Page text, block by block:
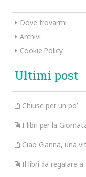
Dove trovarmi
Archivi
Cookie Policy
Ultimi post
Chiuso per un po’
I libri per la
Ciao Gianna, una
Il libri da regalare